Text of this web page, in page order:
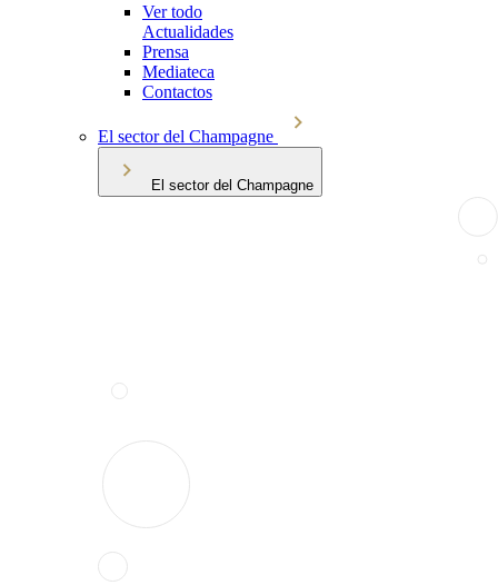
Ver todo
Actualidades
Prensa
Mediateca
Contactos
El sector del Champagne
El sector del Champagne